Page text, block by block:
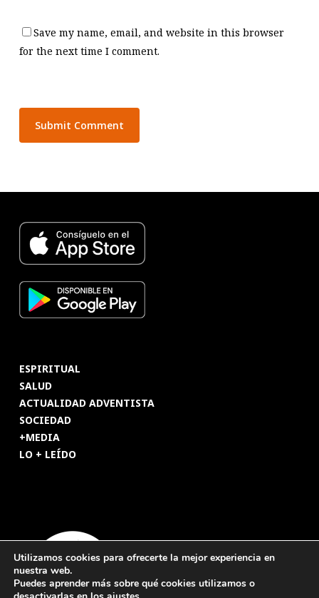
Save my name, email, and website in this browser
for the next time I comment.
ESPIRITUAL
SALUD
ACTUALIDAD ADVENTISTA
SOCIEDAD
+MEDIA
LO + LEÍDO
Utilizamos cookies para ofrecerte la mejor experiencia en
nuestra web.
Puedes aprender más sobre qué cookies utilizamos o